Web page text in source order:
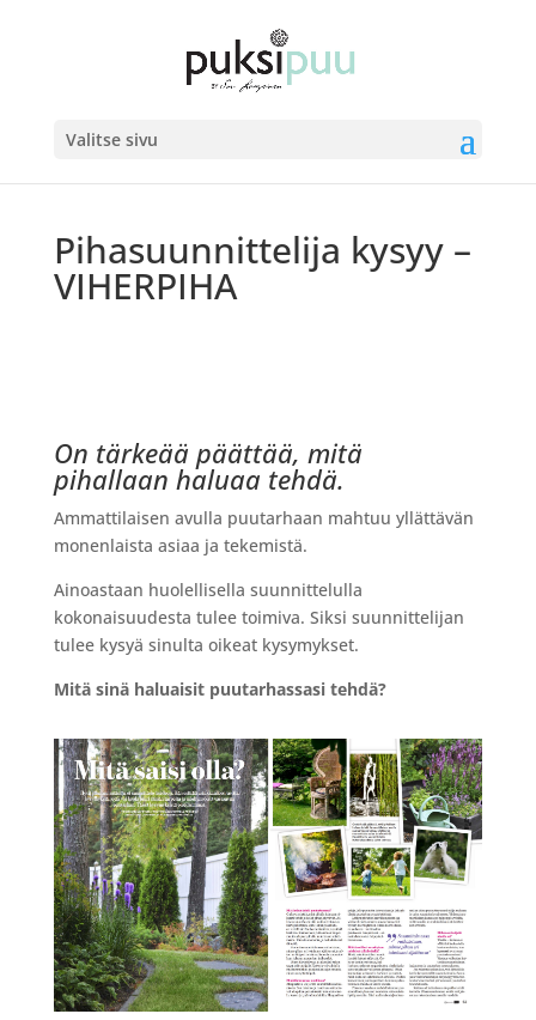
Valitse sivu
Pihasuunnittelija kysyy –
VIHERPIHA
On tärkeää päättää, mitä
pihallaan haluaa tehdä.
Ammattilaisen avulla puutarhaan mahtuu yllättävän
monenlaista asiaa ja tekemistä.
Ainoastaan huolellisella suunnittelulla
kokonaisuudesta tulee toimiva. Siksi suunnittelijan
tulee kysyä sinulta oikeat kysymykset.
Mitä sinä haluaisit puutarhassasi tehdä?